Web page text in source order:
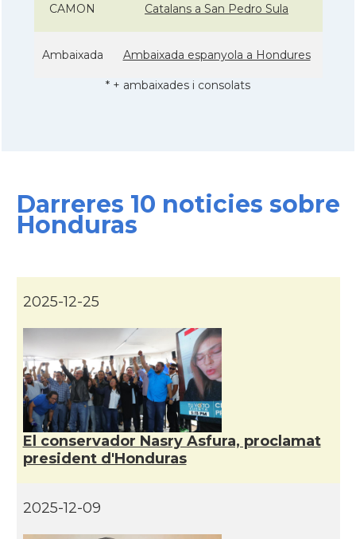
CAMON Catalans a San Pedro Sula
Ambaixada Ambaixada espanyola a Hondures
* + ambaixades i consolats
Darreres 10 noticies sobre
Honduras
2025-12-25
El conservador Nasry Asfura, proclamat
president d'Honduras
2025-12-09